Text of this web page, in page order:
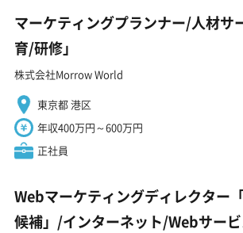
マーケティングプランナー/人材サ
育/研修」
株式会社Morrow World
東京都 港区
年収400万円～600万円
正社員
Webマーケティングディレクター
候補」/インターネット/Webサー